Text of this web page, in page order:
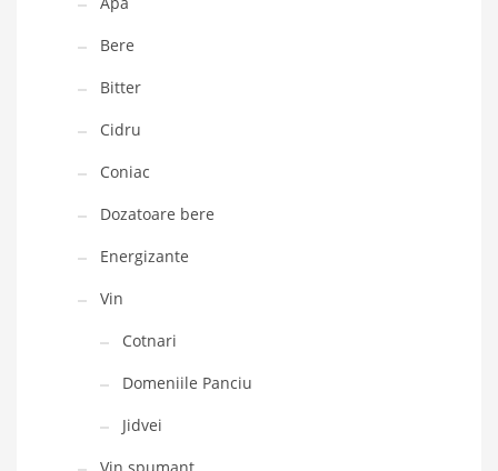
Bere
Bitter
Cidru
Coniac
Dozatoare bere
Energizante
Vin
Cotnari
Domeniile Panciu
Jidvei